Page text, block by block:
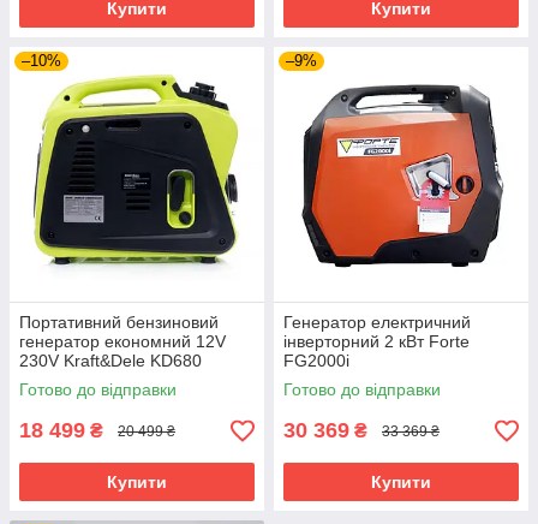
Купити Купити
–10%
Портативний бензиновий
генератор економний 12V
230V Kraft&Dele KD680
бензогенератор інверторний
Готово до відправки
18 499 ₴ 20 499 ₴
Купити
–9%
Генератор електричний
інверторний 2 кВт Forte
FG2000i
Готово до відправки
30 369 ₴ 33 369 ₴
Купити